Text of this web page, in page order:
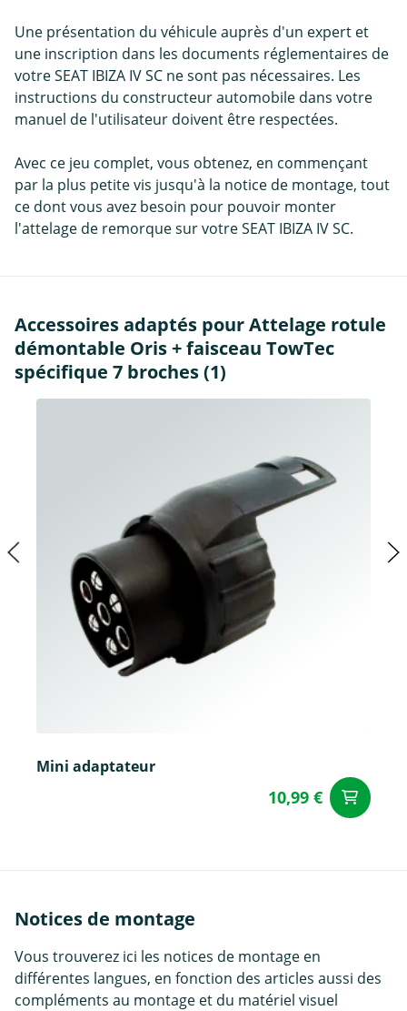
Une présentation du véhicule auprès d'un expert et
une inscription dans les documents réglementaires de
votre SEAT IBIZA IV SC ne sont pas nécessaires. Les
instructions du constructeur automobile dans votre
manuel de l'utilisateur doivent être respectées.
Avec ce jeu complet, vous obtenez, en commençant
par la plus petite vis jusqu'à la notice de montage, tout
ce dont vous avez besoin pour pouvoir monter
l'attelage de remorque sur votre SEAT IBIZA IV SC.
Accessoires adaptés pour Attelage rotule
démontable Oris + faisceau TowTec
spécifique 7 broches (1)
Mini adaptateur
10,99 €
Notices de montage
Vous trouverez ici les notices de montage en
différentes langues, en fonction des articles aussi des
compléments au montage et du matériel visuel